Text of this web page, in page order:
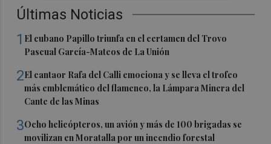
Últimas Noticias
1 El cubano Papillo triunfa en el certamen del Trovo
Pascual García-Mateos de La Unión
2El cantaor Rafa del Calli emociona y se lleva el trofeo
más emblemático del flamenco, la Lámpara Minera del
Cante de las Minas
3Ocho helicópteros, un avión y más de 100 brigadas se
movilizan en Moratalla por un incendio forestal